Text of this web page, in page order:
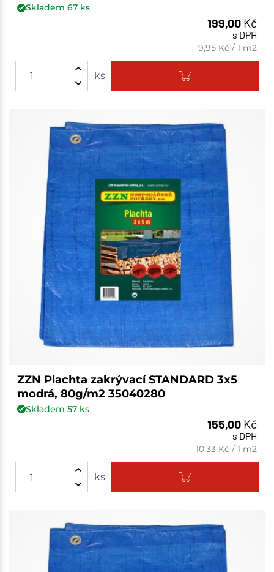
Skladem 67ks
199,00 Kč
s DPH
9,95 Kč /1 m2
ks
ZZN Plachta zakrývací STANDARD 3x5
modrá, 80g/m2 35040280
Skladem 57ks
155,00 Kč
s DPH
10,33 Kč /1 m2
ks